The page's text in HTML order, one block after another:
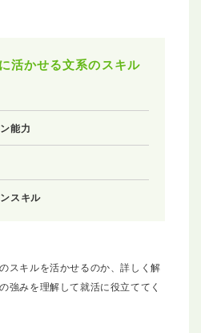
活かせる文系のスキル
能力
スキル
スキルを活かせるのか、詳しく解
強みを理解して就活に役立ててく